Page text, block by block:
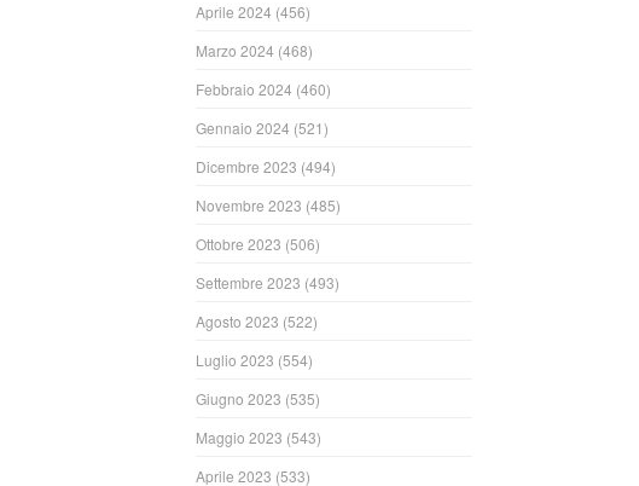
Aprile 2024 (456)
Marzo 2024 (468)
Febbraio 2024 (460)
Gennaio 2024 (521)
Dicembre 2023 (494)
Novembre 2023 (485)
Ottobre 2023 (506)
Settembre 2023 (493)
Agosto 2023 (522)
Luglio 2023 (554)
Giugno 2023 (535)
Maggio 2023 (543)
Aprile 2023 (533)